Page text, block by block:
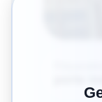
porte
Voisins